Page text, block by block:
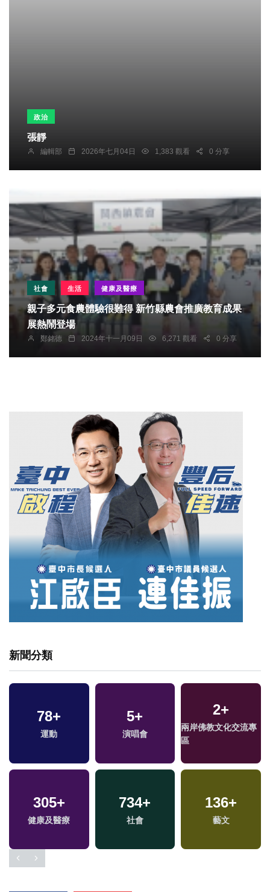
政治
張靜
編輯部 2026年七月04日 1,383 觀看 0 分享
社會 生活 健康及醫療
親子多元食農體驗很難得 新竹縣農會推廣教育成果
展熱鬧登場
鄭銘德 2024年十一月09日 6,271 觀看 0 分享
新聞分類
78+
運動
5+
演唱會
2+
兩岸佛教文化交流專
區
305+
健康及醫療
734+
社會
136+
藝文
514+
政治
323
綜合
233
財經及消費
5+
綜藝
9+
評論
35+
影視